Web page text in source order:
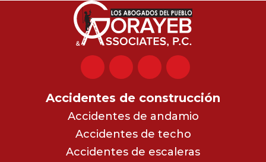
Accidentes de construcción
Accidentes de andamio
Accidentes de techo
Accidentes de escaleras